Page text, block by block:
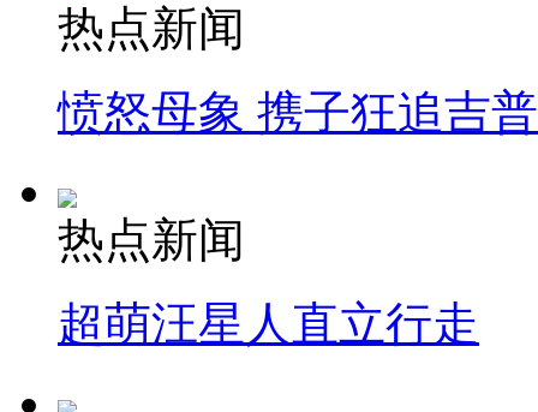
热点新闻
愤怒母象 携子狂追吉
热点新闻
超萌汪星人直立行走